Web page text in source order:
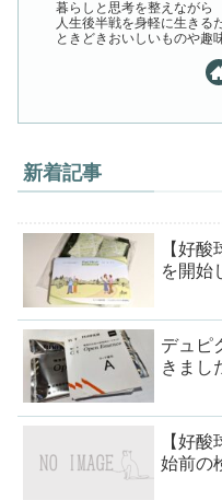
暮らしと思考を整えながら
人生後半戦を身軽に生きる
ときどきおいしいものや趣
新着記事
【好
を開始
デュピ
きまし
【好
始前の